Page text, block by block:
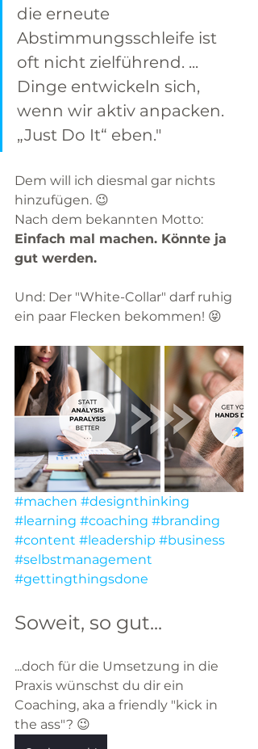
die erneute
Abstimmungsschleife ist
oft nicht zielführend. ...
Dinge entwickeln sich,
wenn wir aktiv anpacken.
„Just Do It“ eben."
Dem will ich diesmal gar nichts
hinzufügen. 😉
Nach dem bekannten Motto:
Einfach mal machen. Könnte ja
gut werden.
Und: Der "White-Collar" darf ruhig
ein paar Flecken bekommen! 😝
#machen #designthinking
#learning #coaching #branding
#content #leadership #business
#selbstmanagement
#gettingthingsdone
Soweit, so gut...
...doch für die Umsetzung in die
Praxis wünschst du dir ein
Coaching, aka a friendly "kick in
the ass"? 😉